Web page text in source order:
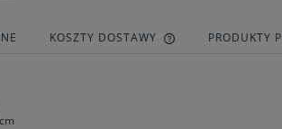
KOSZTY DOSTAWY PRODUKTY